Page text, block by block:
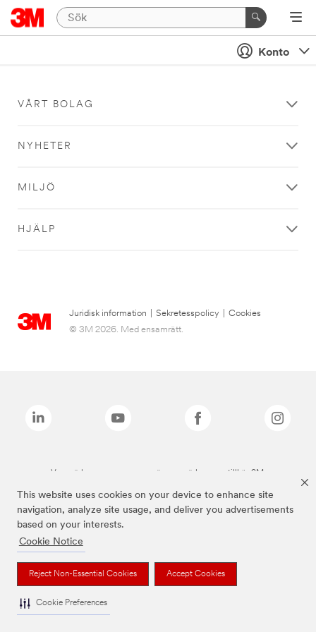
This website uses cookies on your device to enhance site
navigation, analyze site usage, and deliver you advertisements
based on your interests.
Cookie Notice
Reject Non-Essential Cookies Accept Cookies
Cookie Preferences
Konto
VÅRT BOLAG
NYHETER
MILJÖ
HJÄLP
Juridisk information Sekretesspolicy
Cookies
© 3M 2026. Med ensamrätt.
Varumärken som anges ovan är varumärken som tillhör 3M.